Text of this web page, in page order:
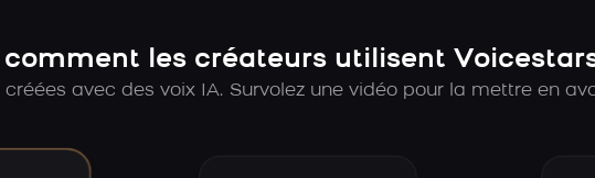
comment les créateurs utilisent
créées avec des voix IA. Survolez une vidéo pour la mettre en